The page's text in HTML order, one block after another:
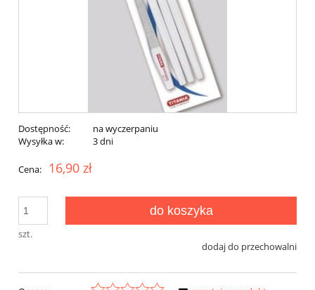
Dostępność:
na wyczerpaniu
Wysyłka w:
3 dni
Cena: 16,90 zł
szt.
do koszyka
dodaj do przechowalni